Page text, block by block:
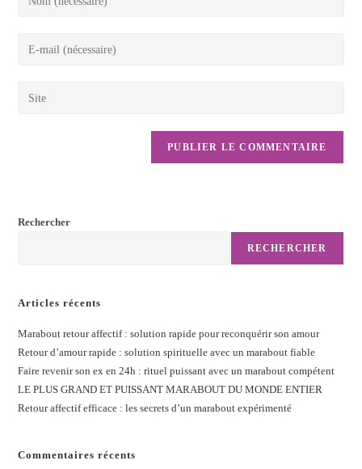
Rechercher
RECHERCHER
Articles récents
Marabout retour affectif : solution rapide pour reconquérir son amour
Retour d’amour rapide : solution spirituelle avec un marabout fiable
Faire revenir son ex en 24h : rituel puissant avec un marabout compétent
LE PLUS GRAND ET PUISSANT MARABOUT DU MONDE ENTIER
Retour affectif efficace : les secrets d’un marabout expérimenté
Commentaires récents